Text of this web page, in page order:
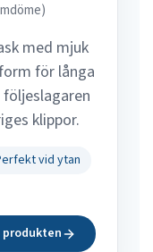
med mjuk
för långa
följeslagaren
klippor.
vid ytan
produkten